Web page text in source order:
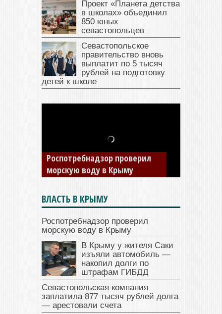
Проект «Планета детства
в школах» объединил
850 юных
севастопольцев
Севастопольское
правительство вновь
выплатит по 5 тысяч
рублей на подготовку
детей к школе
В Крыму у жителя Саки
изъяли автомобиль —
накопил долги по штрафам
ГИБДД
ВЛАСТЬ В КРЫМУ
Роспотребнадзор проверил
морскую воду в Крыму
В Крыму у жителя Саки
изъяли автомобиль —
накопил долги по
штрафам ГИБДД
Севастопольская компания
заплатила 877 тысяч рублей долга
— арестовали счета